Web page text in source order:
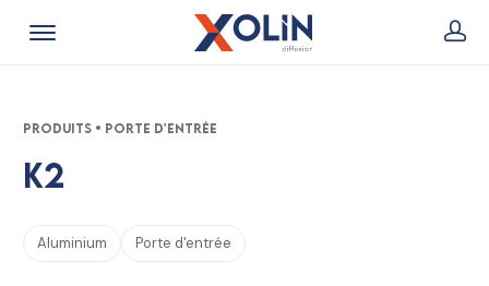
Produits • Porte d'entrée
K2
Aluminium Porte d'entrée